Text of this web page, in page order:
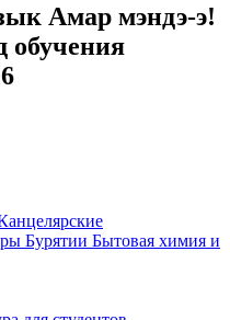
Амар мэндэ-э!
обучения
Бурятии Бытовая химия и